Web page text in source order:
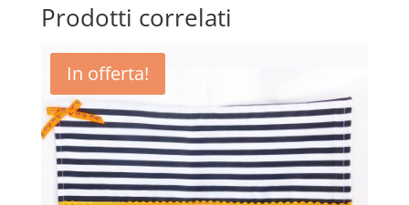
Prodotti correlati
In offerta!